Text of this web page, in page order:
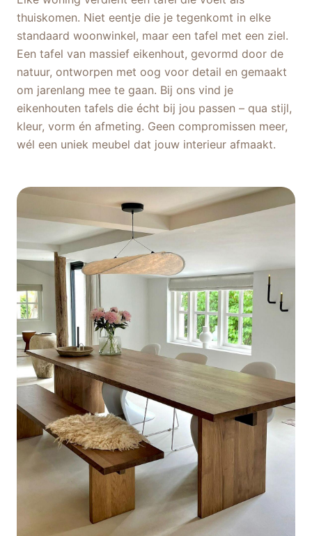
thuiskomen. Niet eentje die je tegenkomt in elke
standaard woonwinkel, maar een tafel met een ziel.
Een tafel van massief eikenhout, gevormd door de
natuur, ontworpen met oog voor detail en gemaakt
om jarenlang mee te gaan. Bij ons vind je
eikenhouten tafels die écht bij jou passen – qua stijl,
kleur, vorm én afmeting. Geen compromissen meer,
wél een uniek meubel dat jouw interieur afmaakt.